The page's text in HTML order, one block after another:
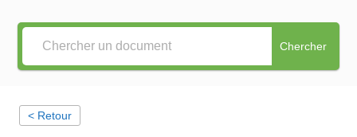
Chercher
< Retour